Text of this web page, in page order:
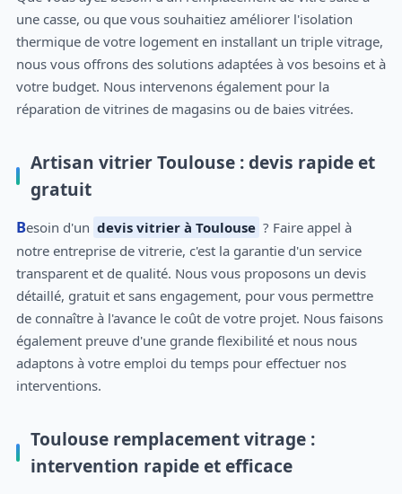
une casse, ou que vous souhaitiez améliorer l'isolation
thermique de votre logement en installant un triple vitrage,
nous vous offrons des solutions adaptées à vos besoins et à
votre budget. Nous intervenons également pour la
réparation de vitrines de magasins ou de baies vitrées.
Artisan vitrier Toulouse : devis rapide et
gratuit
Besoin d'un devis vitrier à Toulouse ? Faire appel à
notre entreprise de vitrerie, c'est la garantie d'un service
transparent et de qualité. Nous vous proposons un devis
détaillé, gratuit et sans engagement, pour vous permettre
de connaître à l'avance le coût de votre projet. Nous faisons
également preuve d'une grande flexibilité et nous nous
adaptons à votre emploi du temps pour effectuer nos
interventions.
Toulouse remplacement vitrage :
intervention rapide et efficace